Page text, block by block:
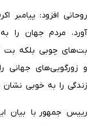
روحانی افزود: پیامبر
آورد، مردم جهان را
بت‌های چوبی بلکه بت
و زورگویی‌های جهانی
زندگی را به خوبی نشان
رییس‌ جمهور با بیان